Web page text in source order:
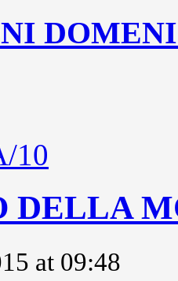
DELLA
at 09:48